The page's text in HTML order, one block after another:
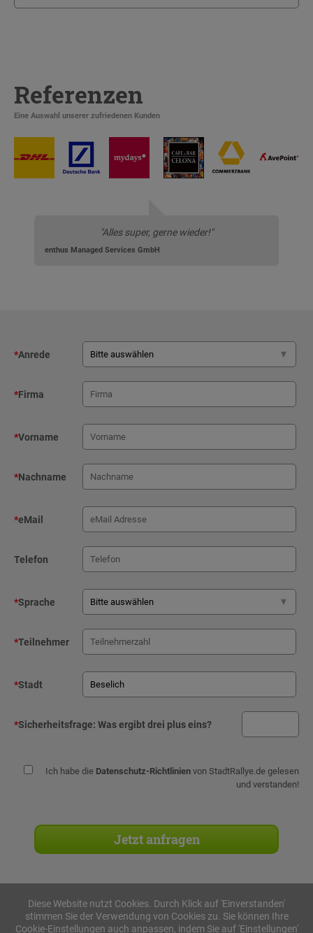
Referenzen
Eine Auswahl unserer zufriedenen Kunden
"Alles super, gerne wieder!"
enthus Managed Services GmbH
*Anrede
*Firma
*Vorname
*Nachname
*eMail
Telefon
*Sprache
*Teilnehmer
*Stadt
*Sicherheitsfrage: Was ergibt drei plus eins?
Ich habe die Datenschutz-Richtlinien von StadtRallye.de gelesen
und verstanden!
Stadtrallyes
Diese Website nutzt Cookies. Durch Klick auf 'Einverstanden'
stimmen Sie der Verwendung von Cookies zu. Sie können Ihre
Cookie-Einstellungen auch anpassen, indem Sie auf 'Einstellungen'